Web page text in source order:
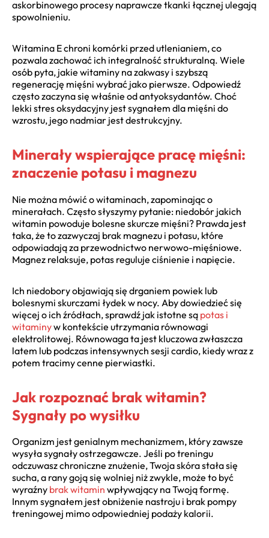
askorbinowego procesy naprawcze tkanki łącznej ulegają
spowolnieniu.
Witamina E chroni komórki przed utlenianiem, co
pozwala zachować ich integralność strukturalną. Wiele
osób pyta, jakie witaminy na zakwasy i szybszą
regenerację mięśni wybrać jako pierwsze. Odpowiedź
często zaczyna się właśnie od antyoksydantów. Choć
lekki stres oksydacyjny jest sygnałem dla mięśni do
wzrostu, jego nadmiar jest destrukcyjny.
Minerały wspierające pracę mięśni:
znaczenie potasu i magnezu
Nie można mówić o witaminach, zapominając o
minerałach. Często słyszymy pytanie: niedobór jakich
witamin powoduje bolesne skurcze mięśni? Prawda jest
taka, że to zazwyczaj brak magnezu i potasu, które
odpowiadają za przewodnictwo nerwowo-mięśniowe.
Magnez relaksuje, potas reguluje ciśnienie i napięcie.
Ich niedobory objawiają się drganiem powiek lub
bolesnymi skurczami łydek w nocy. Aby dowiedzieć się
więcej o ich źródłach, sprawdź jak istotne są potas i
witaminyw kontekście utrzymania równowagi
elektrolitowej. Równowaga ta jest kluczowa zwłaszcza
latem lub podczas intensywnych sesji cardio, kiedy wraz z
potem tracimy cenne pierwiastki.
Jak rozpoznać brak witamin?
Sygnały po wysiłku
Organizm jest genialnym mechanizmem, który zawsze
wysyła sygnały ostrzegawcze. Jeśli po treningu
odczuwasz chroniczne znużenie, Twoja skóra stała się
sucha, a rany goją się wolniej niż zwykle, może to być
wyraźny brak witamin wpływający na Twoją formę.
Innym sygnałem jest obniżenie nastroju i brak pompy
treningowej mimo odpowiedniej podaży kalorii.